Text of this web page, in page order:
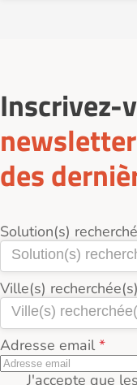
Inscrivez-
newsletter
des
Solution(s)
Ville(s) recherchée(s)
Adresse email
J'accepte que